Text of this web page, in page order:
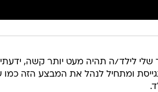
שלי לילד/ה תהיה מעט יותר קשה, ידעתי
ומתחיל לנהל את המבצע הזה כמו